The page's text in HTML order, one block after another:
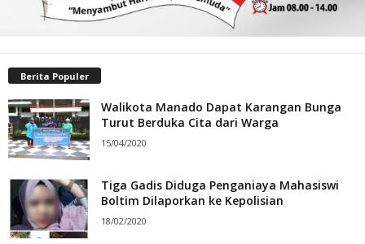
Berita Populer
Walikota Manado Dapat Karangan Bunga
Turut Berduka Cita dari Warga
15/04/2020
Tiga Gadis Diduga Penganiaya Mahasiswi
Boltim Dilaporkan ke Kepolisian
18/02/2020